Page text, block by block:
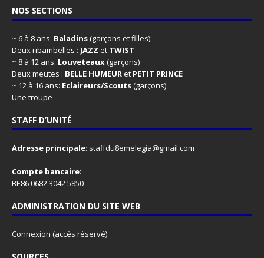
NOS SECTIONS
~ 6 à 8 ans: Baladins(garçons et filles):
Deux ribambelles : JAZZ et TWIST
~ 8 à 12 ans: Louveteaux(garçons)
Deux meutes : BELLE HUMEURet PETIT PRINCE
~ 12 à 16 ans: Eclaireurs/Scouts(garçons)
Une troupe
STAFF D’UNITÉ
Adresse principale: staffdu8emelegia@gmail.com
Compte bancaire:
BE86 0682 3042 5850
ADMINISTRATION DU SITE WEB
Connexion (accès réservé)